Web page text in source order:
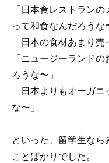
「日本食レストラン
って和食なんだろうな
「日本の食材あまり
「ニュージーランド
ろうな〜」
「日本よりもオーガ
な〜」
といった、留学生な
ことばかりでした。